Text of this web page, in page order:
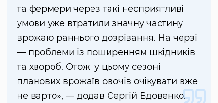
та фермери через такі несприятливі
умови уже втратили значну частину
врожаю раннього дозрівання. На черзі
— проблеми із поширенням шкідників
та хвороб. Отож, у цьому сезоні
планових врожаїв овочів очікувати вже
не варто», — додав Сергій Вдовенко.